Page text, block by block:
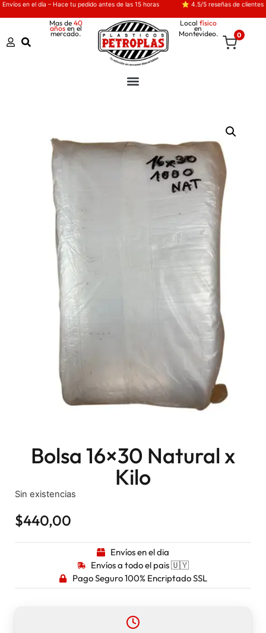
Envíos en el día – Hace tu pedido antes de las 15 horas ⭐ 4.5/5 reseñas de clientes
Mas de 40
añosen el
mercado.
Local físico
en
Montevideo. 0
Bolsa 16×30 Natural x
Kilo
Sin existencias
$440,00
Envíos en el dia
Envíos a todo el pais 🇺🇾
Pago Seguro 100% Encriptado SSL